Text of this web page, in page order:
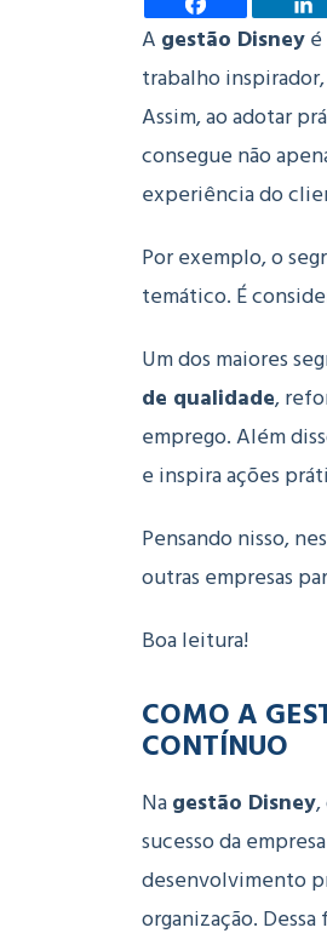
A gestão Disney
trabalho
Assim, ao adotar
consegue não
experiência do
Por exemplo, o
temático. É
Um dos maiores
de qualidade,
emprego. Além
e inspira ações
Pensando nisso,
outras empresas
Boa leitura!
COMO A
CONTÍNUO
Nagestão Disney,
sucesso da
desenvolvimento
organização.